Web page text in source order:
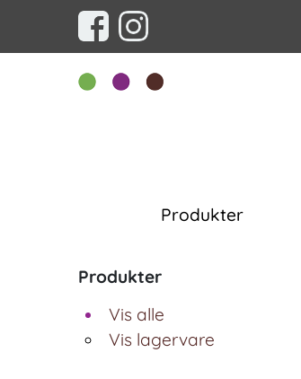
Produkter
Produkter
Vis alle
Vis lagervare